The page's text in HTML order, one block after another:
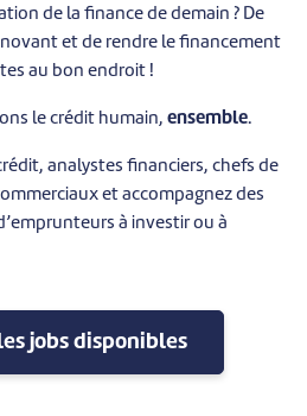
de la finance de demain ? De
et de rendre le financement
au bon endroit !
le crédit humain, ensemble.
analystes financiers, chefs de
et accompagnez des
à investir ou à
jobs disponibles